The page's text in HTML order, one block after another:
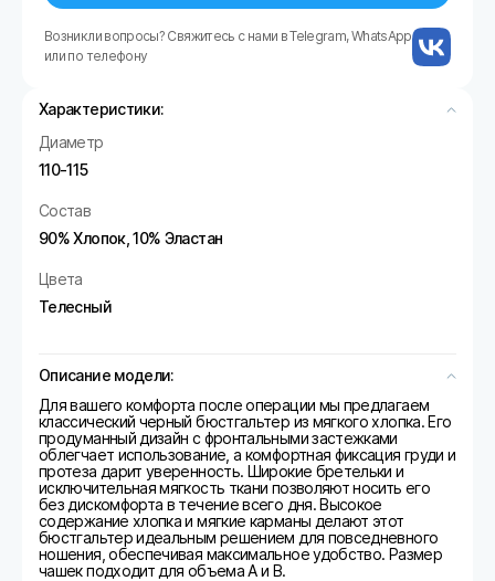
Возникли вопросы? Свяжитесь с нами в Telegram, WhatsApp
или по телефону
Характеристики:
Диаметр
110-115
Состав
90% Хлопок, 10% Эластан
Цвета
Телесный
Описание модели:
Для вашего комфорта после операции мы предлагаем
классический черный бюстгальтер из мягкого хлопка. Его
продуманный дизайн с фронтальными застежками
облегчает использование, а комфортная фиксация груди и
протеза дарит уверенность. Широкие бретельки и
исключительная мягкость ткани позволяют носить его
без дискомфорта в течение всего дня. Высокое
содержание хлопка и мягкие карманы делают этот
бюстгальтер идеальным решением для повседневного
ношения, обеспечивая максимальное удобство. Размер
чашек подходит для объема A и B.